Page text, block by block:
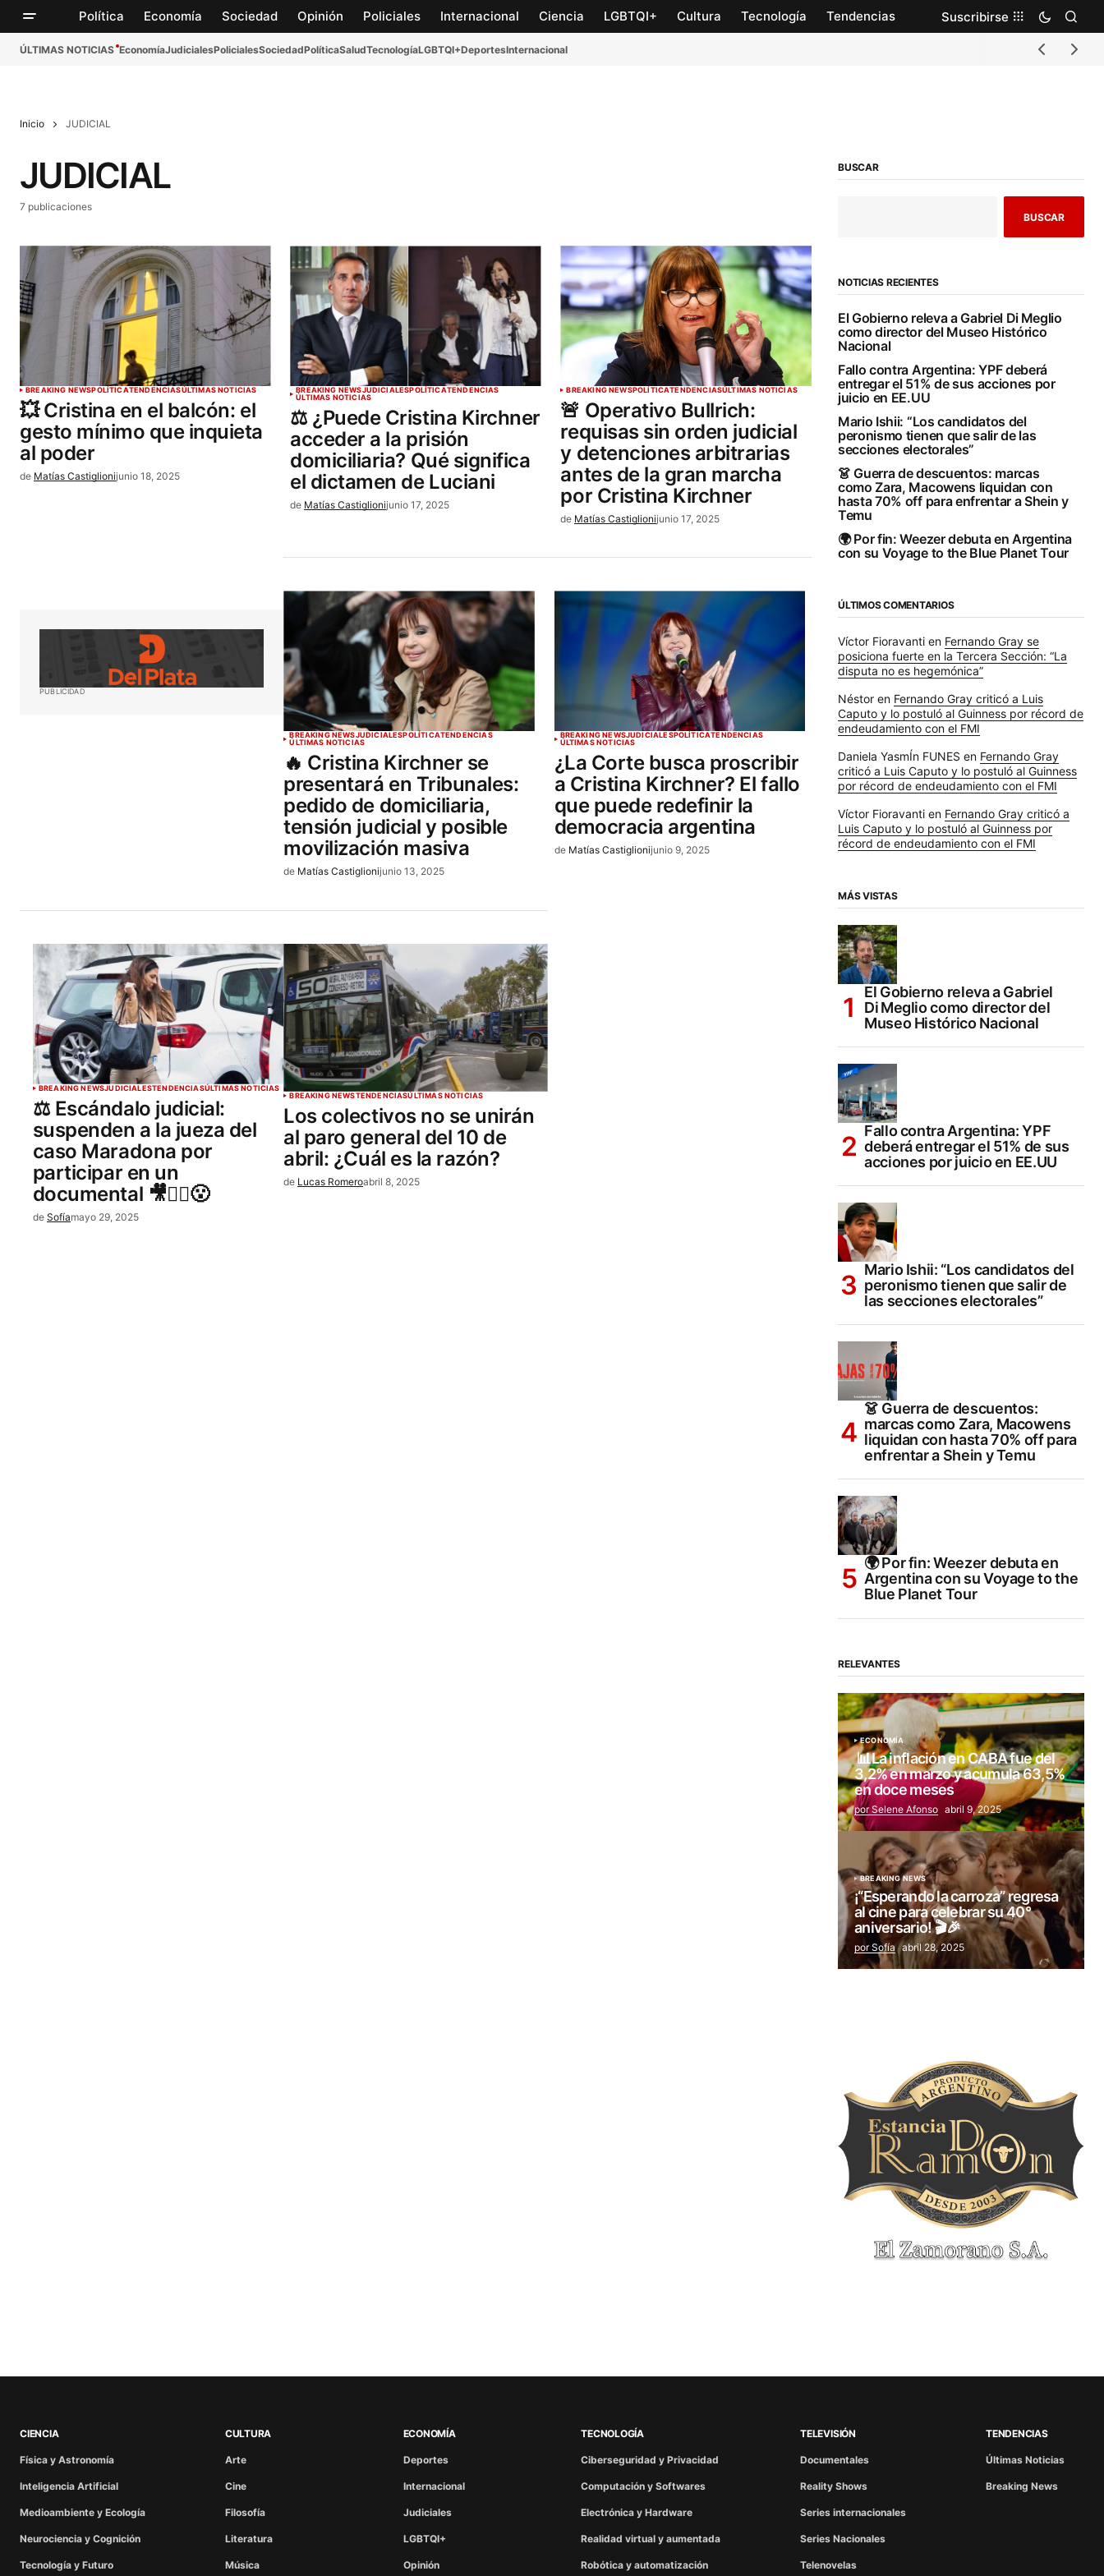
Política Economía Sociedad Opinión Policiales Internacional Ciencia LGBTQI+ Cultura Tecnología Tendencias Suscribirse
ÚLTIMAS NOTICIAS EconomíaJudicialesPolicialesSociedadPolíticaSaludTecnologíaLGBTQI+DeportesInternacional
Inicio JUDICIAL
JUDICIAL
7 publicaciones
BREAKING NEWSPOLÍTICATENDENCIASÚLTIMAS NOTICIAS
💥 Cristina en el balcón: el
gesto mínimo que inquieta
al poder
de Matías Castiglionijunio 18, 2025
BREAKING NEWSJUDICIALESPOLÍTICATENDENCIAS
ÚLTIMAS NOTICIAS
⚖️ ¿Puede Cristina Kirchner
acceder a la prisión
domiciliaria? Qué significa
el dictamen de Luciani
de Matías Castiglionijunio 17, 2025
BREAKING NEWSPOLÍTICATENDENCIASÚLTIMAS NOTICIAS
🚨 Operativo Bullrich:
requisas sin orden judicial
y detenciones arbitrarias
antes de la gran marcha
por Cristina Kirchner
de Matías Castiglionijunio 17, 2025
PUBLICIDAD
BREAKING NEWSJUDICIALESPOLÍTICATENDENCIAS
ÚLTIMAS NOTICIAS
🔥 Cristina Kirchner se
presentará en Tribunales:
pedido de domiciliaria,
tensión judicial y posible
movilización masiva
de Matías Castiglionijunio 13, 2025
BREAKING NEWSJUDICIALESPOLÍTICATENDENCIAS
ÚLTIMAS NOTICIAS
¿La Corte busca proscribir
a Cristina Kirchner? El fallo
que puede redefinir la
democracia argentina
de Matías Castiglionijunio 9, 2025
BREAKING NEWSJUDICIALESTENDENCIASÚLTIMAS NOTICIAS
⚖️ Escándalo judicial:
suspenden a la jueza del
caso Maradona por
participar en un
documental 🎥👩‍⚖️😮
de Sofíamayo 29, 2025
BREAKING NEWSTENDENCIASÚLTIMAS NOTICIAS
Los colectivos no se unirán
al paro general del 10 de
abril: ¿Cuál es la razón?
de Lucas Romeroabril 8, 2025
BUSCAR
BUSCAR
NOTICIAS RECIENTES
El Gobierno releva a Gabriel Di Meglio
como director del Museo Histórico
Nacional
Fallo contra Argentina: YPF deberá
entregar el 51% de sus acciones por
juicio en EE.UU
Mario Ishii: “Los candidatos del
peronismo tienen que salir de las
secciones electorales”
👗 Guerra de descuentos: marcas
como Zara, Macowens liquidan con
hasta 70% off para enfrentar a Shein y
Temu
🌍 Por fin: Weezer debuta en Argentina
con su Voyage to the Blue Planet Tour
ÚLTIMOS COMENTARIOS
Víctor Fioravanti en Fernando Gray se
posiciona fuerte en la Tercera Sección: “La
disputa no es hegemónica”
Néstor en Fernando Gray criticó a Luis
Caputo y lo postuló al Guinness por récord de
endeudamiento con el FMI
Daniela YasmÍn FUNES en Fernando Gray
criticó a Luis Caputo y lo postuló al Guinness
por récord de endeudamiento con el FMI
Víctor Fioravanti en Fernando Gray criticó a
Luis Caputo y lo postuló al Guinness por
récord de endeudamiento con el FMI
MÁS VISTAS
El Gobierno releva a Gabriel
Di Meglio como director del
Museo Histórico Nacional
Fallo contra Argentina: YPF
deberá entregar el 51% de sus
acciones por juicio en EE.UU
Mario Ishii: “Los candidatos del
peronismo tienen que salir de
las secciones electorales”
👗 Guerra de descuentos:
marcas como Zara, Macowens
liquidan con hasta 70% off para
enfrentar a Shein y Temu
🌍 Por fin: Weezer debuta en
Argentina con su Voyage to the
Blue Planet Tour
RELEVANTES
ECONOMÍA
📊La inflación en CABA fue del
3,2% en marzo y acumula 63,5%
en doce meses
por Selene Afonso abril 9, 2025
BREAKING NEWS
¡“Esperando la carroza” regresa
al cine para celebrar su 40°
aniversario! 🎬🎉
por Sofía abril 28, 2025
CIENCIA
Física y Astronomía
Inteligencia Artificial
Medioambiente y Ecología
Neurociencia y Cognición
Tecnología y Futuro
CULTURA
Arte
Cine
Filosofía
Literatura
Música
ECONOMÍA
Deportes
Internacional
Judiciales
LGBTQI+
Opinión
TECNOLOGÍA
Ciberseguridad y Privacidad
Computación y Softwares
Electrónica y Hardware
Realidad virtual y aumentada
Robótica y automatización
TELEVISIÓN
Documentales
Reality Shows
Series internacionales
Series Nacionales
Telenovelas
TENDENCIAS
Últimas Noticias
Breaking News